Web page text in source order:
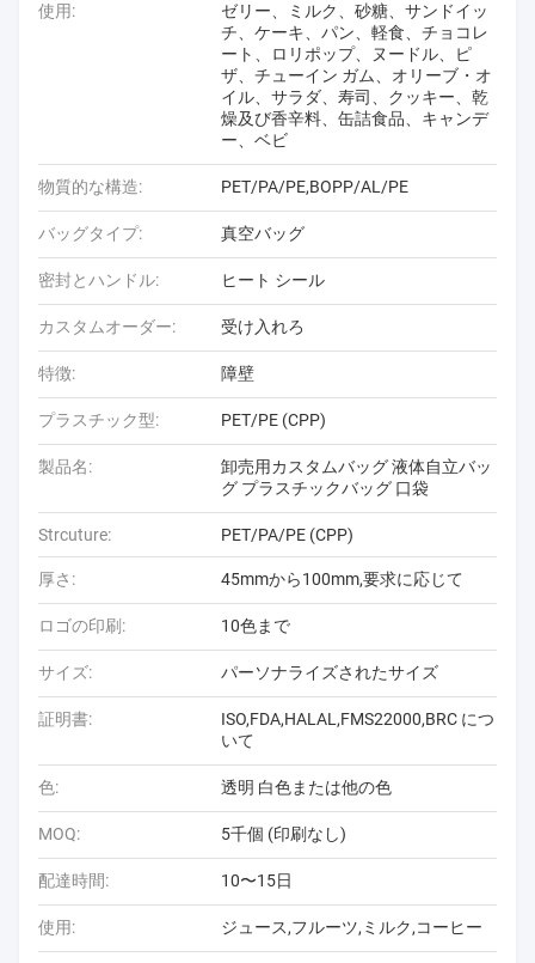
使用:
ゼリー、ミルク、砂糖、サンドイッ
チ、ケーキ、パン、軽食、チョコレ
ート、ロリポップ、ヌードル、ピ
ザ、チューイン ガム、オリーブ・オ
イル、サラダ、寿司、クッキー、乾
燥及び香辛料、缶詰食品、キャンデ
ー、ベビ
物質的な構造: PET/PA/PE,BOPP/AL/PE
バッグタイプ: 真空バッグ
密封とハンドル: ヒート シール
カスタムオーダー: 受け入れろ
特徴: 障壁
プラスチック型: PET/PE (CPP)
製品名:
卸売用カスタムバッグ 液体自立バッ
グ プラスチックバッグ 口袋
Strcuture: PET/PA/PE (CPP)
厚さ: 45mmから100mm,要求に応じて
ロゴの印刷: 10色まで
サイズ: パーソナライズされたサイズ
証明書:
ISO,FDA,HALAL,FMS22000,BRC につ
いて
色: 透明 白色または他の色
MOQ: 5千個 (印刷なし)
配達時間: 10〜15日
使用: ジュース,フルーツ,ミルク,コーヒー